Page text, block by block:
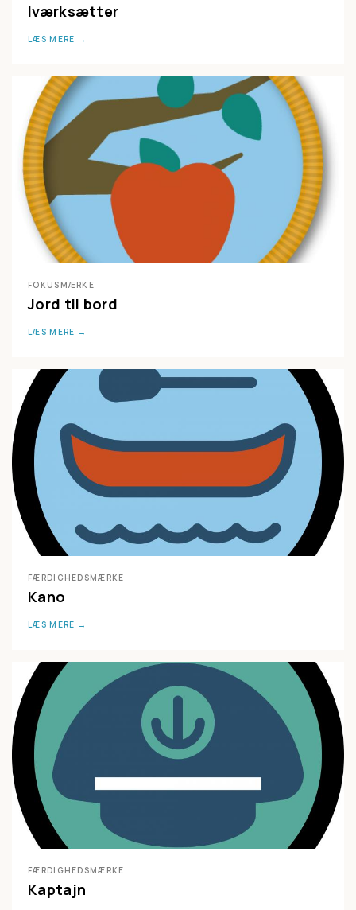
Iværksætter
LÆS MERE
FOKUSMÆRKE
Jord til bord
LÆS MERE
FÆRDIGHEDSMÆRKE
Kano
LÆS MERE
FÆRDIGHEDSMÆRKE
Kaptajn